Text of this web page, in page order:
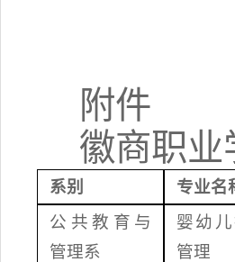
附件
徽商职业
系别 专业名
公共教育与
管理系
婴幼
管理